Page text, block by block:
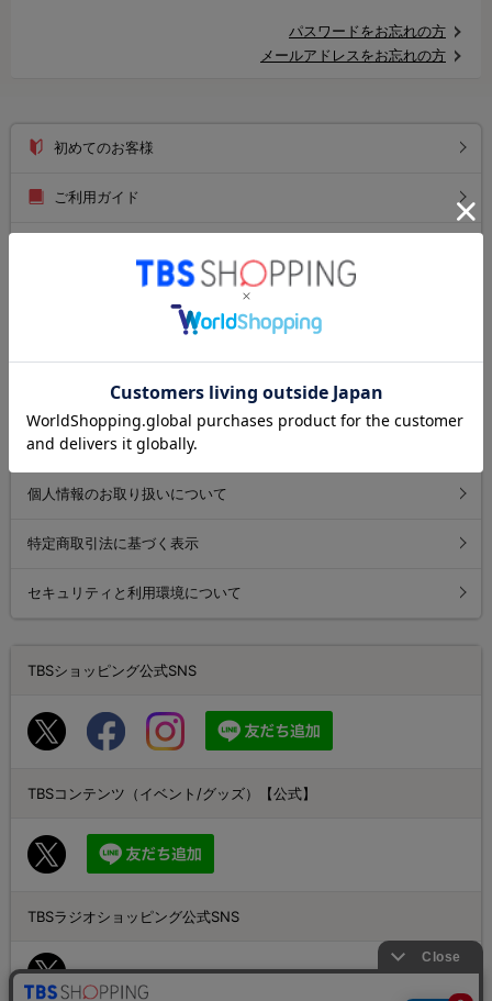
パスワードをお忘れの方
メールアドレスをお忘れの方
初めてのお客様
ご利用ガイド
よくあるご質問
お問い合わせ
個人情報のお取り扱いについて
特定商取引法に基づく表示
セキュリティと利用環境について
TBSショッピング公式SNS
TBSコンテンツ（イベント/グッズ）【公式】
TBSラジオショッピング公式SNS